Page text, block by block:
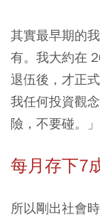
其實最早期的
有。我大約在
退伍後，才正
我任何投資觀
險，不要碰。」
每月存下7
所以剛出社會